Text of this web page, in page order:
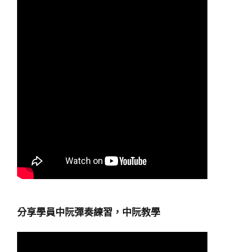
分享學員中阮彈奏練習，中阮教學